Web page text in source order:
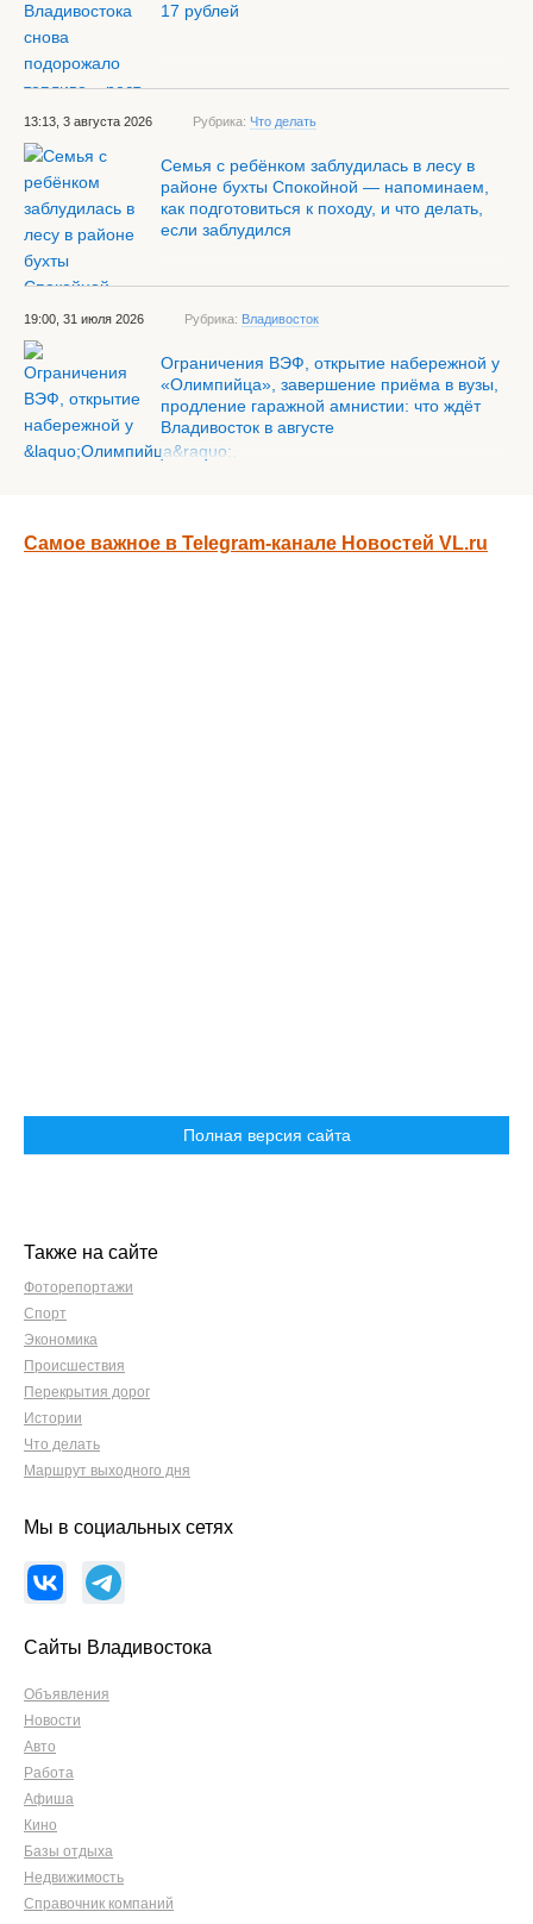
17 рублей
13:13, 3 августа 2026 Рубрика: Что делать
Семья с ребёнком заблудилась в лесу в
районе бухты Спокойной — напоминаем,
как подготовиться к походу, и что делать,
если заблудился
19:00, 31 июля 2026 Рубрика: Владивосток
Ограничения ВЭФ, открытие набережной у
«Олимпийца», завершение приёма в вузы,
продление гаражной амнистии: что ждёт
Владивосток в августе
Самое важное в Telegram-канале Новостей VL.ru
Полная версия сайта
Также на сайте
Фоторепортажи
Спорт
Экономика
Происшествия
Перекрытия дорог
Истории
Что делать
Маршрут выходного дня
Мы в социальных сетях
Сайты Владивостока
Объявления
Новости
Авто
Работа
Афиша
Кино
Базы отдыха
Недвижимость
Справочник компаний